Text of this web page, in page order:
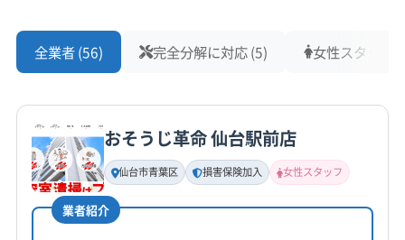
白石市
伊具郡丸森町
遠田郡美里町
牡鹿郡女川町
宮城郡利府町
黒川郡大郷町
黒川郡大衡村
黒川郡大和町
柴田郡柴田町
柴田郡川崎町
柴田郡村田町
亘理郡山元町
もっと見る
定休日
なし
電話番号
全業者 (56) 完全分解に対応 (5) 女性スタッフ
おそうじ革命 仙台駅前店
仙台市青葉区 損害保険加入 女性スタッフ
業者紹介